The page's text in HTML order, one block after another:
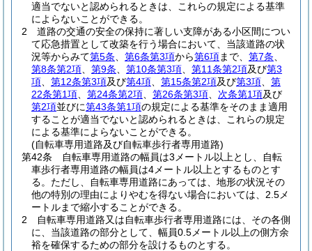
適当でないと認められるときは、これらの規定による基準
によらないことができる。
2
道路の交通の安全の保持に著しい支障がある小区間につい
て応急措置として改築を行う場合において、当該道路の状
況等からみて第5条 第6条第3項から第6項まで、 第7条
第8条第2項
第9条 第10条第3項 第11条第2項及び第3
項
第12条第3項及び第4項 第15条第2項及び第3項
第
22条第1項
第24条第2項 第26条第3項 次条第1項及び
第2項並びに第43条第1項の規定による基準をそのまま適用
することが適当でないと認められるときは、これらの規定
による基準によらないことができる。
(自転車専用道路及び自転車歩行者専用道路)
第42条
自転車専用道路の幅員は3メートル以上とし、自転
車歩行者専用道路の幅員は4メートル以上とするものとす
る。 ただし、自転車専用道路にあっては、地形の状況その
他の特別の理由によりやむを得ない場合においては、2.5メ
ートルまで縮小することができる。
2
自転車専用道路又は自転車歩行者専用道路には、その各側
に、当該道路の部分として、幅員0.5メートル以上の側方余
裕を確保するための部分を設けるものとする。